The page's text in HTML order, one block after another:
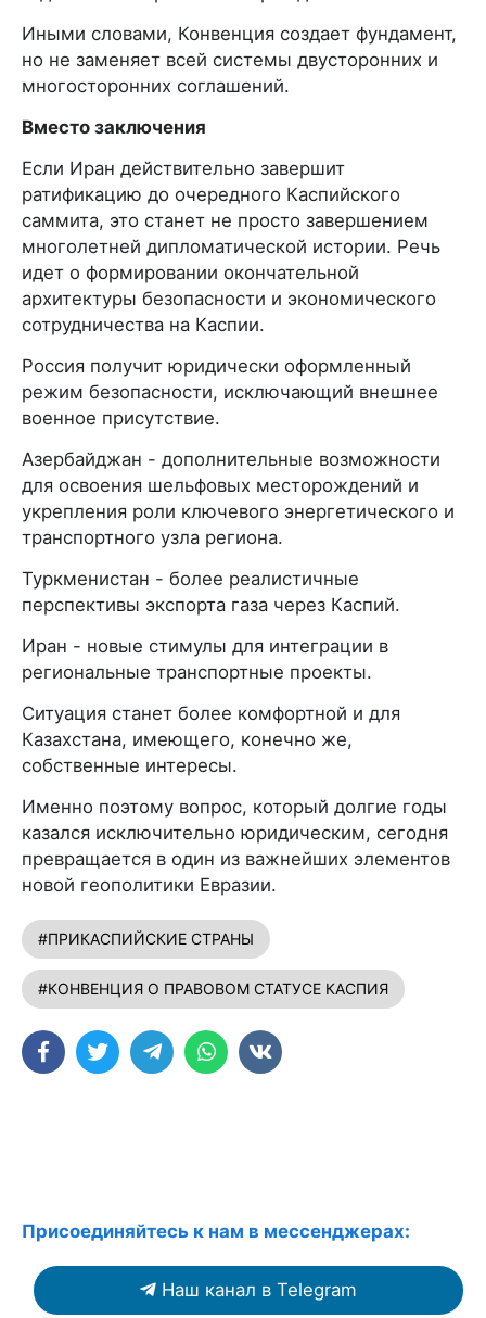
Иными словами, Конвенция создает фундамент,
но не заменяет всей системы двусторонних и
многосторонних соглашений.
Вместо заключения
Если Иран действительно завершит
ратификацию до очередного Каспийского
саммита, это станет не просто завершением
многолетней дипломатической истории. Речь
идет о формировании окончательной
архитектуры безопасности и экономического
сотрудничества на Каспии.
Россия получит юридически оформленный
режим безопасности, исключающий внешнее
военное присутствие.
Азербайджан - дополнительные возможности
для освоения шельфовых месторождений и
укрепления роли ключевого энергетического и
транспортного узла региона.
Туркменистан - более реалистичные
перспективы экспорта газа через Каспий.
Иран - новые стимулы для интеграции в
региональные транспортные проекты.
Ситуация станет более комфортной и для
Казахстана, имеющего, конечно же,
собственные интересы.
Именно поэтому вопрос, который долгие годы
казался исключительно юридическим, сегодня
превращается в один из важнейших элементов
новой геополитики Евразии.
#ПРИКАСПИЙСКИЕ СТРАНЫ
#КОНВЕНЦИЯ О ПРАВОВОМ СТАТУСЕ КАСПИЯ
Присоединяйтесь к нам в мессенджерах:
Наш канал в Telegram